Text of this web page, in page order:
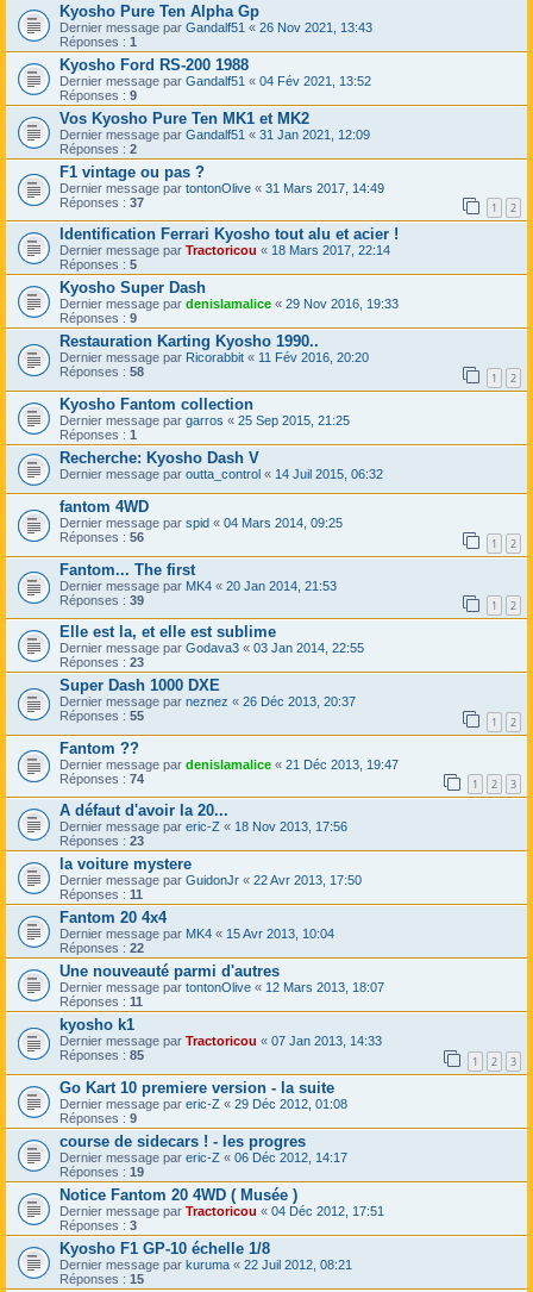
Kyosho Pure Ten Alpha Gp
Dernier message par Gandalf51 « 26 Nov 2021, 13:43
Réponses : 1
Kyosho Ford RS-200 1988
Dernier message par Gandalf51 « 04 Fév 2021, 13:52
Réponses : 9
Vos Kyosho Pure Ten MK1 et MK2
Dernier message par Gandalf51 « 31 Jan 2021, 12:09
Réponses : 2
F1 vintage ou pas ?
Dernier message par tontonOlive « 31 Mars 2017, 14:49
Réponses : 37 1 2
Identification Ferrari Kyosho tout alu et acier !
Dernier message par Tractoricou « 18 Mars 2017, 22:14
Réponses : 5
Kyosho Super Dash
Dernier message par denislamalice « 29 Nov 2016, 19:33
Réponses : 9
Restauration Karting Kyosho 1990..
Dernier message par Ricorabbit « 11 Fév 2016, 20:20
Réponses : 58 1 2
Kyosho Fantom collection
Dernier message par garros « 25 Sep 2015, 21:25
Réponses : 1
Recherche: Kyosho Dash V
Dernier message par outta_control « 14 Juil 2015, 06:32
fantom 4WD
Dernier message par spid « 04 Mars 2014, 09:25
Réponses : 56 1 2
Fantom... The first
Dernier message par MK4 « 20 Jan 2014, 21:53
Réponses : 39 1 2
Elle est la, et elle est sublime
Dernier message par Godava3 « 03 Jan 2014, 22:55
Réponses : 23
Super Dash 1000 DXE
Dernier message par neznez « 26 Déc 2013, 20:37
Réponses : 55 1 2
Fantom ??
Dernier message par denislamalice « 21 Déc 2013, 19:47
Réponses : 74 1 2 3
A défaut d'avoir la 20...
Dernier message par eric-Z « 18 Nov 2013, 17:56
Réponses : 23
la voiture mystere
Dernier message par GuidonJr « 22 Avr 2013, 17:50
Réponses : 11
Fantom 20 4x4
Dernier message par MK4 « 15 Avr 2013, 10:04
Réponses : 22
Une nouveauté parmi d'autres
Dernier message par tontonOlive « 12 Mars 2013, 18:07
Réponses : 11
kyosho k1
Dernier message par Tractoricou « 07 Jan 2013, 14:33
Réponses : 85 1 2 3
Go Kart 10 premiere version - la suite
Dernier message par eric-Z « 29 Déc 2012, 01:08
Réponses : 9
course de sidecars ! - les progres
Dernier message par eric-Z « 06 Déc 2012, 14:17
Réponses : 19
Notice Fantom 20 4WD ( Musée )
Dernier message par Tractoricou « 04 Déc 2012, 17:51
Réponses : 3
Kyosho F1 GP-10 échelle 1/8
Dernier message par kuruma « 22 Juil 2012, 08:21
Réponses : 15